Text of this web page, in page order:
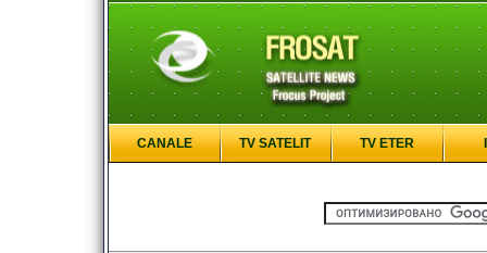
CANALE TV SATELIT TV ETER